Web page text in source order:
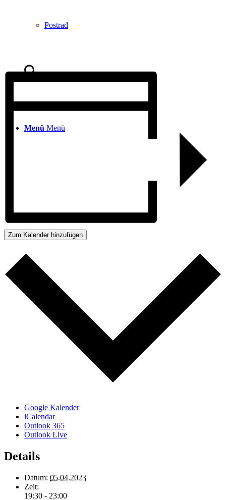
Postrad
Menü Menü
Zum Kalender hinzufügen
Google Kalender
iCalendar
Outlook 365
Outlook Live
Details
Datum: 05.04.2023
Zeit:
19:30 - 23:00